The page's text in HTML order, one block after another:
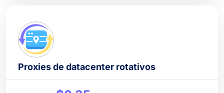
Proxies de datacenter rotativos